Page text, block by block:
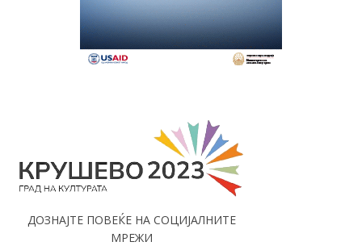
ДОЗНАЈТЕ ПОВЕЌЕ НА СОЦИЈАЛНИТЕ
МРЕЖИ